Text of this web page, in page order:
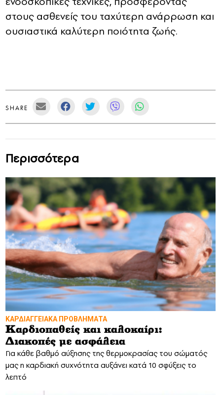
στους ασθενείς του ταχύτερη ανάρρωση και
ουσιαστικά καλύτερη ποιότητα ζωής.
SHARE
Περισσότερα
ΚΑΡΔΙΑΓΓΕΙΑΚΑ ΠΡΟΒΛΗΜΑΤΑ
Καρδιοπαθείς και καλοκαίρι:
Διακοπές με ασφάλεια
Για κάθε βαθμό αύξησης της θερμοκρασίας του σώματός
μας η καρδιακή συχνότητα αυξάνει κατά 10 σφύξεις το
λεπτό